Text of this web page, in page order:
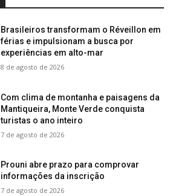
Brasileiros transformam o Réveillon em
férias e impulsionam a busca por
experiências em alto-mar
8 de agosto de 2026
Com clima de montanha e paisagens da
Mantiqueira, Monte Verde conquista
turistas o ano inteiro
7 de agosto de 2026
Prouni abre prazo para comprovar
informações da inscrição
7 de agosto de 2026